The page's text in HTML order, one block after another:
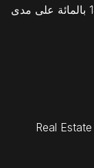
بالمائة، ووفر للمستثمرين عائداً داخلياً بنسبة 13 بالمائة على مدى
Real